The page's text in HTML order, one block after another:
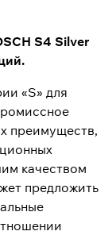
S4 Silver
«S» для
преимуществ,
качеством
предложить